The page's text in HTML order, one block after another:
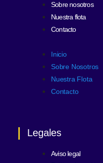
Sobre nosotros
Nuestra flota
Contacto
Inicio
Sobre Nosotros
Nuestra Flota
Contacto
Legales
Aviso legal